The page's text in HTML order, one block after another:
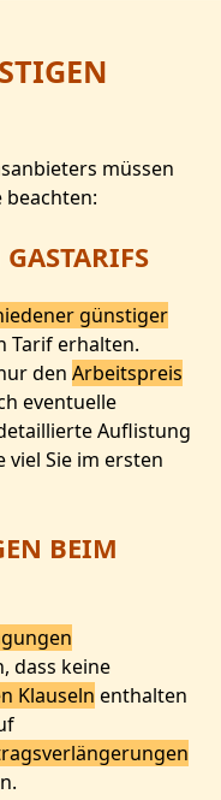
müssen
beachten:
günstiger
Tarif erhalten.
den Arbeitspreis
eventuelle
Auflistung
viel Sie im ersten
BEIM
dass keine
Klauseln enthalten